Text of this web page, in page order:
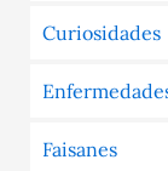
Curiosidades
Faisanes